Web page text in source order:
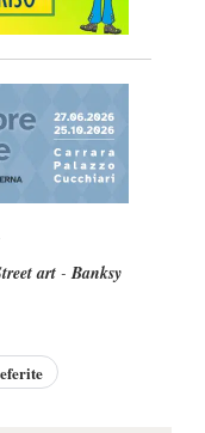
art-Banksy